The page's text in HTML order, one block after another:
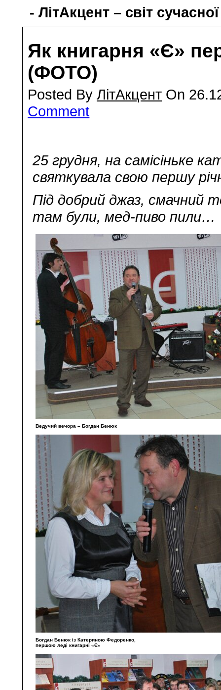
- ЛітАкцент – світ
Як книгарня «Є»
(ФОТО)
Posted ByЛітАкцент On
Comment
25 грудня, на самісіньке
святкувала свою першу
Під добрий джаз, смачний
там були, мед-пиво пили…
Ведучий вечора – Богдан Бенюк
Богдан Бенюк із Катериною Федоренко,
першою леді книгарні «Є»